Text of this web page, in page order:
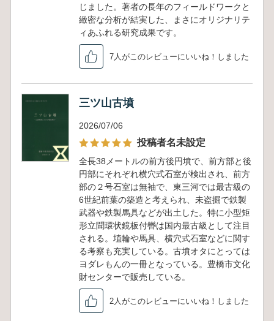
じました。著者の長年のフィールドワークと
緻密な分析が結実した、まさにオリジナリテ
ィあふれる研究成果です。
7人がこのレビューにいいね！しました
三ツ山古墳
2026/07/06
投稿者名未設定
全長38メートルの前方後円墳で、前方部と後
円部にそれぞれ横穴式石室が検出され、前方
部の２号石室は無袖で、東三河では最古級の
6世紀前葉の築造と考えられ、未盗掘で鉄製
武器や鉄製馬具などが出土した。特に小型矩
形立聞環状鏡板付轡は国内最古級として注目
される。埴輪や馬具、横穴式石室などに関す
る考察も充実している。古墳オタにとっては
ヨダレもんの一冊となっている。豊橋市文化
財センターで販売している。
2人がこのレビューにいいね！しました